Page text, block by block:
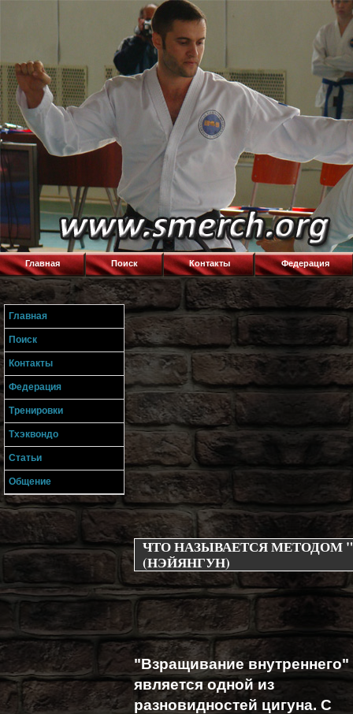
Главная Поиск Контакты Федерация
ЧТО НАЗЫВАЕТСЯ МЕТОДОМ
(НЭЙЯНГУН)
"Взращивание внутреннего"
является одной из
разновидностей цигуна. С
Главная
Поиск
Контакты
Федерация
Тренировки
Тхэквондо
Статьи
Общение